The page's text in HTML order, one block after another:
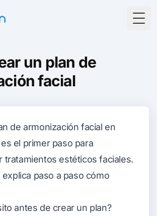
un plan de
facial
de armonización facial en
el primer paso para
tratamientos estéticos faciales.
explica paso a paso cómo
antes de crear un plan?